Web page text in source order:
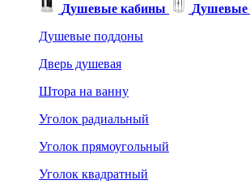
Душевые кабины
Душевые
Душевые поддоны
Дверь душевая
Штора на ванну
Уголок радиальный
Уголок прямоугольный
Уголок квадратный